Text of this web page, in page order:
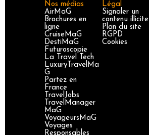
Nos médias
AirMaG
Brochures en
ligne
CruiseMaG
DestiMaG
Futuroscopie
La Travel Tech
LuxuryTravelMa
G
Partez en
France
TravelJobs
TravelManager
MaG
VoyageursMaG
Voyages
Responsables
Légal
Signaler un
contenu illicite
Plan du site
RGPD
Cookies